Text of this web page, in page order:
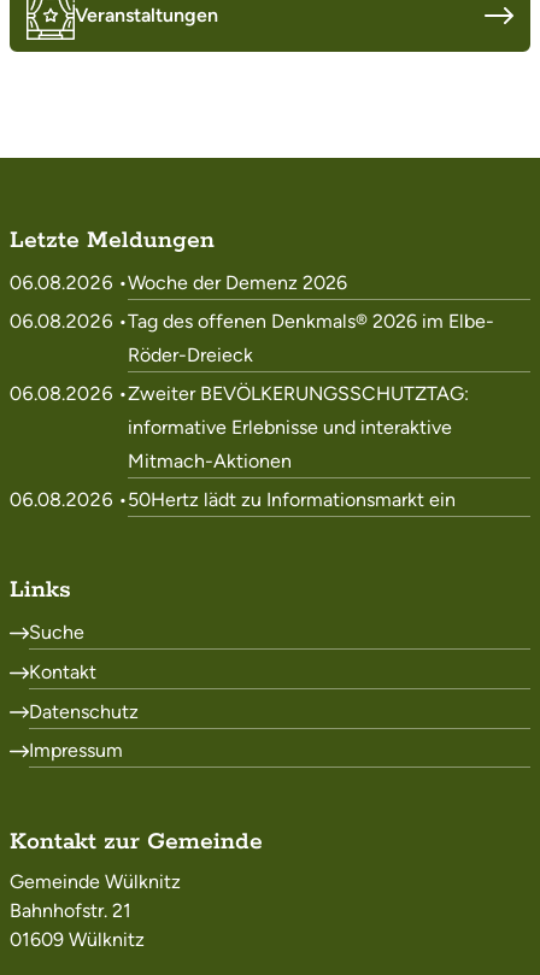
Veranstaltungen
Letzte Meldungen
06.08.2026 •Woche der Demenz 2026
06.08.2026 •Tag des offenen Denkmals® 2026 im Elbe-
Röder-Dreieck
06.08.2026 •Zweiter BEVÖLKERUNGSSCHUTZTAG:
informative Erlebnisse und interaktive
Mitmach-Aktionen
06.08.2026 •50Hertz lädt zu Informationsmarkt ein
Links
Suche
Kontakt
Datenschutz
Impressum
Kontakt zur Gemeinde
Gemeinde Wülknitz
Bahnhofstr. 21
01609 Wülknitz